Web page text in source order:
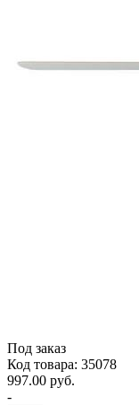
Под заказ
Код товара: 35078
997.00 руб.
-